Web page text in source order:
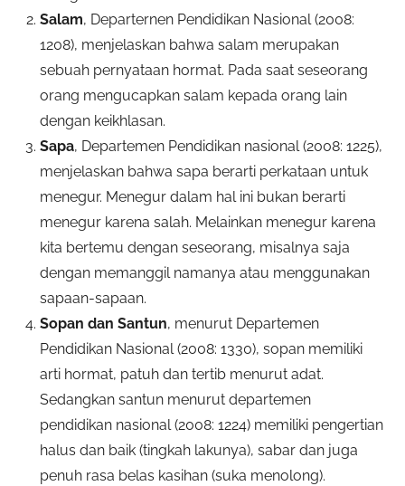
Salam, Departernen Pendidikan Nasional (2008:
1208), menjelaskan bahwa salam merupakan
sebuah pernyataan hormat. Pada saat seseorang
orang mengucapkan salam kepada orang lain
dengan keikhlasan.
Sapa, Departemen Pendidikan nasional (2008: 1225),
menjelaskan bahwa sapa berarti perkataan untuk
menegur. Menegur dalam hal ini bukan berarti
menegur karena salah. Melainkan menegur karena
kita bertemu dengan seseorang, misalnya saja
dengan memanggil namanya atau menggunakan
sapaan-sapaan.
Sopan dan Santun, menurut Departemen
Pendidikan Nasional (2008: 1330), sopan memiliki
arti hormat, patuh dan tertib menurut adat.
Sedangkan santun menurut departemen
pendidikan nasional (2008: 1224) memiliki pengertian
halus dan baik (tingkah lakunya), sabar dan juga
penuh rasa belas kasihan (suka menolong).